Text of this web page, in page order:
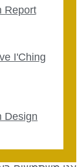
Report
I'Ching
Design